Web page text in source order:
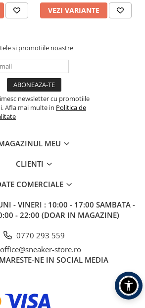
VEZI VARIANTE
si promotiile noastre
newsletter cu promotiile
Afla mai multe in Politica de
MEU
CLIENTI
COMERCIALE
- VINERI : 10:00 - 17:00 SAMBATA -
- 22:00 (DOAR IN MAGAZINE)
0770 293 559
office@sneaker-store.ro
NE IN SOCIAL MEDIA